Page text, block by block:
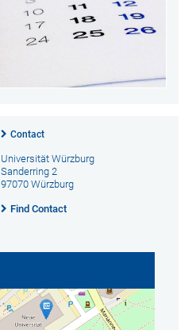
Contact
Universität Würzburg
Sanderring 2
97070 Würzburg
Find Contact